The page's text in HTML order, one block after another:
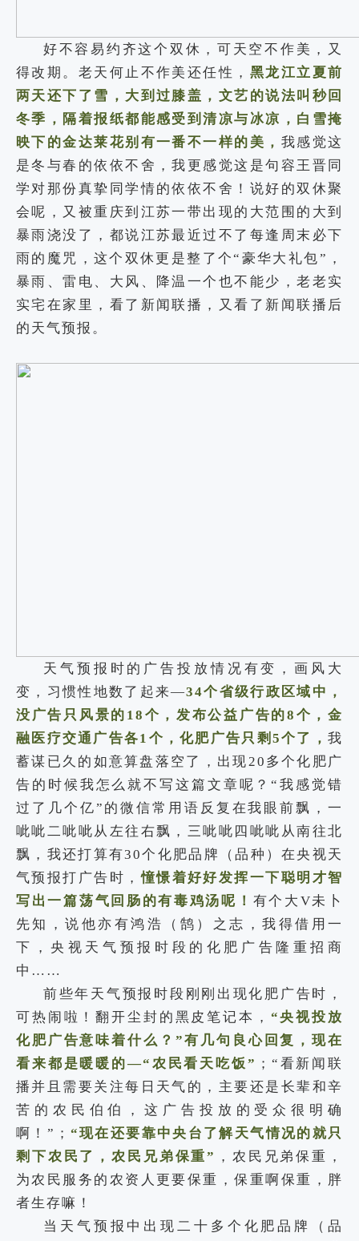
好不容易约齐这个双休，可天空不作美，又
得改期。老天何止不作美还任性， 黑龙江立夏前
两天还下了雪，大到过膝盖，文艺的说法叫秒回
冬季，隔着报纸都能感受到清凉与冰凉，白雪掩
映下的金达莱花别有一番不一样的美， 我感觉这
是冬与春的依依不舍，我更感觉这是句容王晋同
学对那份真挚同学情的依依不舍！说好的双休聚
会呢，又被重庆到江苏一带出现的大范围的大到
暴雨浇没了，都说江苏最近过不了每逢周末必下
雨的魔咒，这个双休更是整了个“豪华大礼包”，
暴雨、雷电、大风、降温一个也不能少，老老实
实宅在家里，看了新闻联播，又看了新闻联播后
的天气预报。
天气预报时的广告投放情况有变，画风大
变，习惯性地数了起来—34个省级行政区域中，
没广告只风景的18个，发布公益广告的8个，金
融医疗交通广告各1个，化肥广告只剩5个了， 我
蓄谋已久的如意算盘落空了，出现20多个化肥广
告的时候我怎么就不写这篇文章呢？“我感觉错
过了几个亿”的微信常用语反复在我眼前飘，一
呲呲二呲呲从左往右飘，三呲呲四呲呲从南往北
飘，我还打算有30个化肥品牌（品种）在央视天
气预报打广告时，憧憬着好好发挥一下聪明才智
写出一篇荡气回肠的有毒鸡汤呢！ 有个大V未卜
先知，说他亦有鸿浩（鹄）之志，我得借用一
下，央视天气预报时段的化肥广告隆重招商
中……
前些年天气预报时段刚刚出现化肥广告时，
可热闹啦！翻开尘封的黑皮笔记本， “央视投放
化肥广告意味着什么？”有几句良心回复，现在
看来都是暖暖的—“农民看天吃饭” ；“看新闻联
播并且需要关注每日天气的，主要还是长辈和辛
苦的农民伯伯，这广告投放的受众很明确
啊！”； “现在还要靠中央台了解天气情况的就只
剩下农民了，农民兄弟保重” ，农民兄弟保重，
为农民服务的农资人更要保重，保重啊保重，胖
者生存嘛！
当天气预报中出现二十多个化肥品牌（品